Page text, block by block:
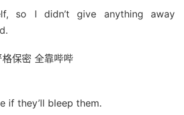
so I didn’t give anything away
保密 全靠哔哔
if they’ll bleep them.